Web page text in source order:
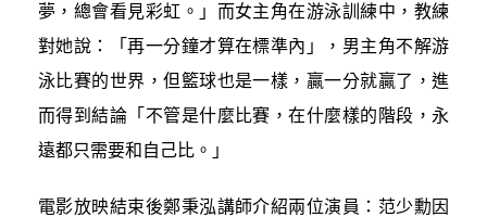
夢，總會看見彩虹。」 而女主角在游泳訓練中，教練
對她說：「再一分鐘才算在標準內」，男主角不解游
泳比賽的世界，但籃球也是一樣，贏一分就贏了，進
而得到結論「不管是什麼比賽，在什麼樣的階段，永
遠都只需要和自己比。」
電影放映結束後鄭秉泓講師介紹兩位演員：范少勳因